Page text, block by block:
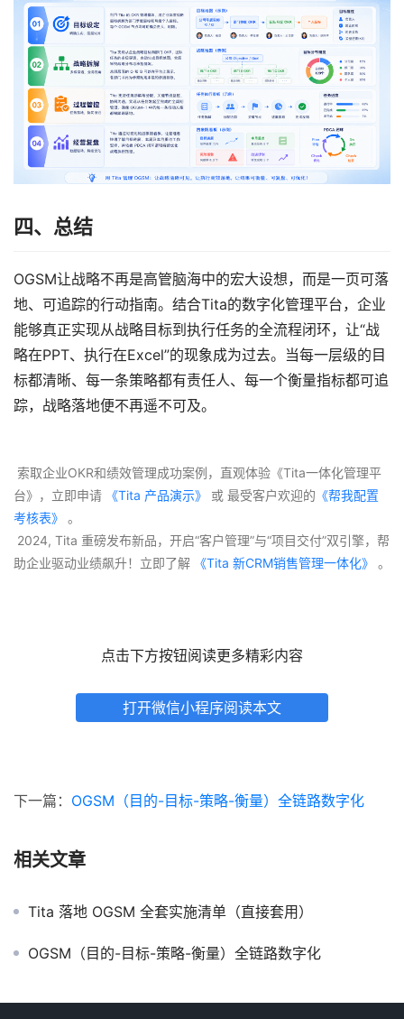
四、总结
OGSM让战略不再是高管脑海中的宏大设想，而是一页可落
地、可追踪的行动指南。结合Tita的数字化管理平台，企业
能够真正实现从战略目标到执行任务的全流程闭环，让“战
略在PPT、执行在Excel”的现象成为过去。当每一层级的目
标都清晰、每一条策略都有责任人、每一个衡量指标都可追
踪，战略落地便不再遥不可及。
台》，立即申请 《Tita 产品演示》 或 最受客户欢迎的 《帮我配置
考核表》
。
助企业驱动业绩飙升！立即了解 《Tita 新CRM销售管理一体化》 。
点击下方按钮阅读更多精彩内容
打开微信小程序阅读本文
下一篇： OGSM（目的-目标-策略-衡量）全链路数字化
相关文章
Tita 落地 OGSM 全套实施清单（直接套用）
OGSM（目的-目标-策略-衡量）全链路数字化